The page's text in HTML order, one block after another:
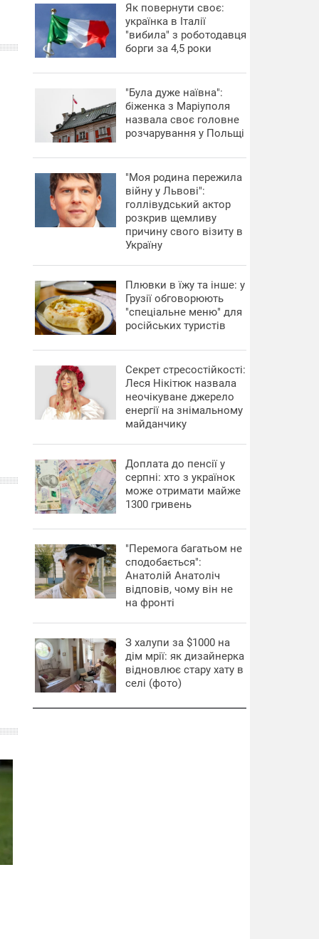
​Як повернути своє:
українка в Італії
"вибила" з роботодавця
борги за 4,5 роки
"Була дуже наївна":
біженка з Маріуполя
назвала своє головне
розчарування у Польщі
"Моя родина пережила
війну у Львові":
голлівудський актор
розкрив щемливу
причину свого візиту в
Україну
Плювки в їжу та інше: у
Грузії обговорюють
"спеціальне меню" для
російських туристів
Секрет стресостійкості:
Леся Нікітюк назвала
неочікуване джерело
енергії на знімальному
майданчику
Доплата до пенсії у
серпні: хто з українок
може отримати майже
1300 гривень
"Перемога багатьом не
сподобається":
Анатолій Анатоліч
відповів, чому він не
на фронті
З халупи за $1000 на
дім мрії: як дизайнерка
відновлює стару хату в
селі (фото)